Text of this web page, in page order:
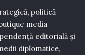
politică
media
editorială și
diplomatice,